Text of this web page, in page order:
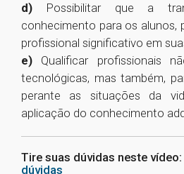
d) Possibilitar que a
conhecimento para os alunos,
profissional significativo em
e) Qualificar profissionais
tecnológicas, mas também,
perante as situações da
aplicação do conhecimento
Tire suas dúvidas neste vídeo:
dúvidas